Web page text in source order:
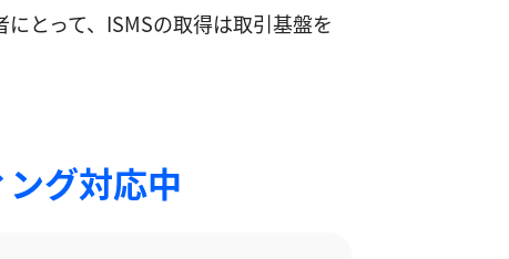
とって、ISMSの取得は取引基盤を
グ対応中